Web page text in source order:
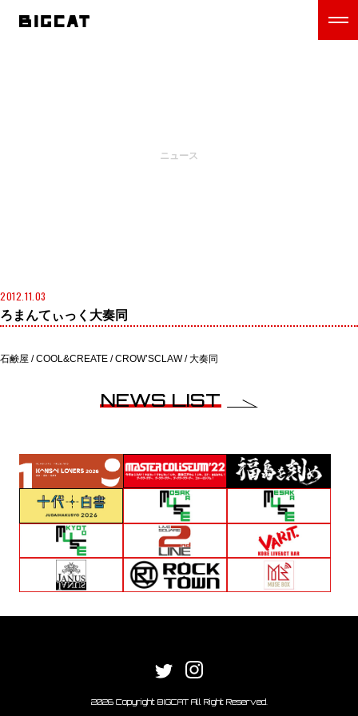
ニュース
2012.11.03
ろまんてぃっく大奏同
石鹸屋 / COOL&CREATE / CROW’SCLAW / 大奏同
NEWS LIST
2026 Copyright BIGCAT All Right Reserved.